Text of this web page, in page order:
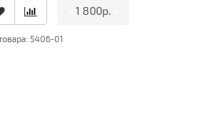
1 800р.
5406-01